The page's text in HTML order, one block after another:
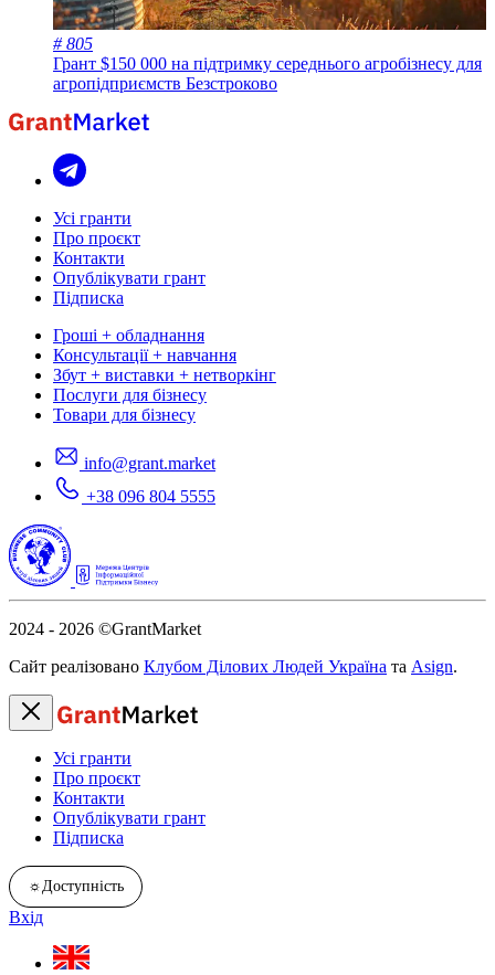
# 805
Грант $150 000 на підтримку середнього агробізнесу для
агропідприємств Безстроково
Усі гранти
Про проєкт
Контакти
Опублікувати грант
Підписка
Гроші + обладнання
Консультації + навчання
Збут + виставки + нетворкінг
Послуги для бізнесу
Товари для бізнесу
info@grant.market
+38 096 804 5555
2024 - 2026 ©GrantMarket
Сайт реалізовано Клубом Ділових Людей Україна та Asign.
Усі гранти
Про проєкт
Контакти
Опублікувати грант
Підписка
☼ Доступність
Вхід